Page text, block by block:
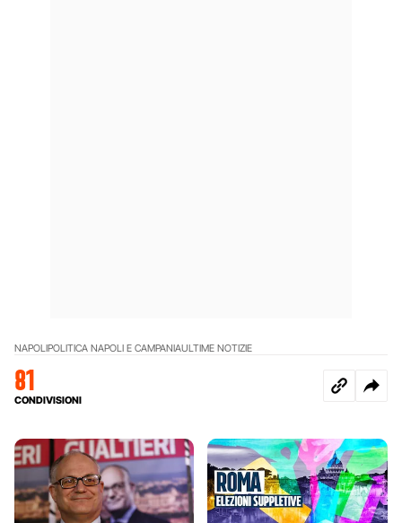
NAPOLIPOLITICA NAPOLI E CAMPANIAULTIME NOTIZIE
81
CONDIVISIONI